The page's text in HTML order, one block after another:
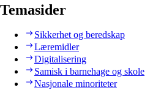
Temasider
Sikkerhet og beredskap
Læremidler
Digitalisering
Samisk i barnehage og skole
Nasjonale minoriteter